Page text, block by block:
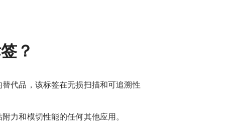
？
代品，该标签在无损扫描和可追溯性
力和模切性能的任何其他应用。